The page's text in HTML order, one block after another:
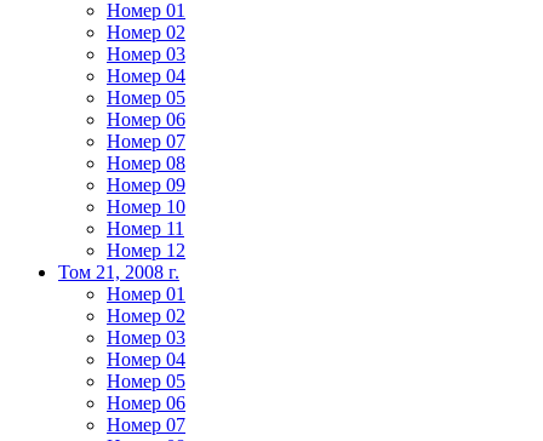
Номер 01
Номер 02
Номер 03
Номер 04
Номер 05
Номер 06
Номер 07
Номер 08
Номер 09
Номер 10
Номер 11
Номер 12
Том 21, 2008 г.
Номер 01
Номер 02
Номер 03
Номер 04
Номер 05
Номер 06
Номер 07